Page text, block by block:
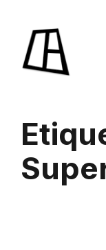
contenido